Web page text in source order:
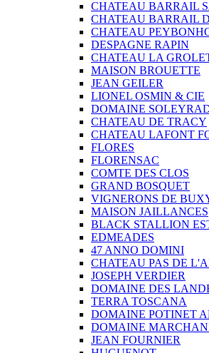
CHATEAU BARRAIL
CHATEAU BARRAIL
CHATEAU
DESPAGNE RAPIN
CHATEAU LA
MAISON BROUETTE
JEAN GEILER
LIONEL OSMIN & CIE
DOMAINE
CHATEAU DE TRACY
CHATEAU LAFONT
FLORES
FLORENSAC
COMTE DES CLOS
GRAND BOSQUET
VIGNERONS DE
MAISON JAILLANCES
BLACK STALLION
EDMEADES
47 ANNO DOMINI
CHATEAU PAS DE
JOSEPH VERDIER
DOMAINE DES
TERRA TOSCANA
DOMAINE POTINET
DOMAINE
JEAN FOURNIER